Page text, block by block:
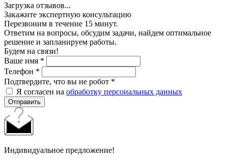
Загрузка отзывов...
Закажите экспертную консультацию
Перезвоним в течение 15 минут.
Ответим на вопросы, обсудим задачи, найдем оптимальное
решение и запланируем работы.
Будем на связи!
Ваше имя *
Телефон *
Подтвердите, что вы не робот *
Я согласен на обработку персональных данных
Отправить
Индивидуальное предложение!